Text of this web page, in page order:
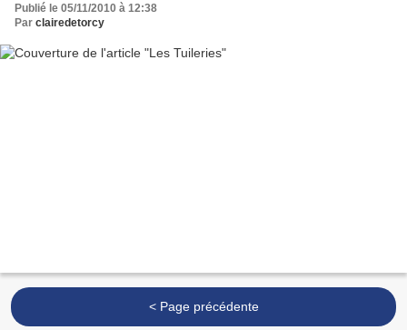
Publié le 05/11/2010 à 12:38
Par clairedetorcy
< Page précédente